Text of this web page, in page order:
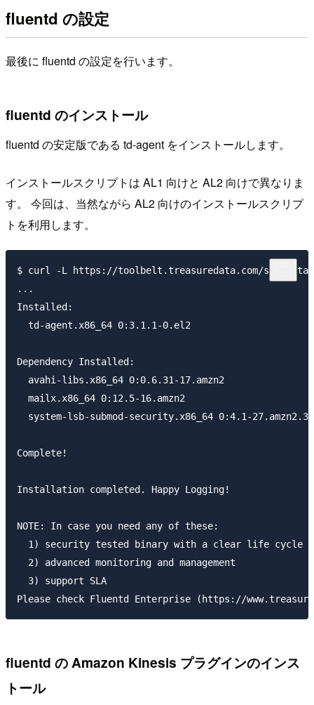
fluentd の設定
最後に fluentd の設定を行います。
fluentd のインストール
fluentd の安定版である td-agent をインストールします。
インストールスクリプトは AL1 向けと AL2 向けで異なりま
す。 今回は、当然ながら AL2 向けのインストールスクリプ
トを利用します。
$ curl -L https://toolbelt.treasuredata.com/sh/
...
Installed:
  td-agent.x86_64 0:3.1.1-0.el2
Dependency Installed:
avahi-libs.x86_64 0:0.6.31-17.amzn2
mailx.x86_64 0:12.5-16.amzn2
  system-lsb-submod-security.x86_64 0:4.1-27.amzn2.3
Complete!
Installation completed. Happy Logging!
NOTE: In case you need any of these:
1) security tested binary with a clear life cycle
  2) advanced monitoring and management
  3) support SLA
fluentd の Amazon Kinesis プラグインのインス
トール